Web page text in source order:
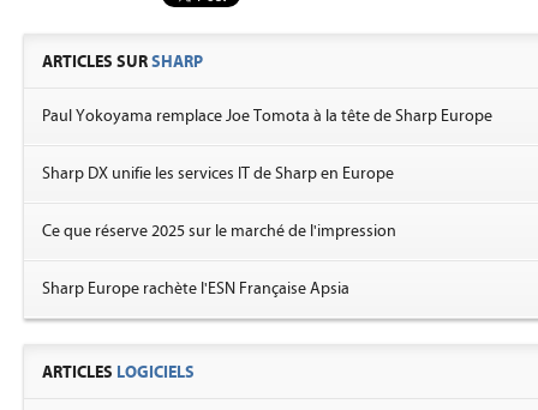
ARTICLES SURSHARP
Paul Yokoyama remplace Joe Tomota à la tête de Sharp Europe
Sharp DX unifie les services IT de Sharp en Europe
Ce que réserve 2025 sur le marché de l'impression
Sharp Europe rachète l'ESN Française Apsia
ARTICLES LOGICIELS